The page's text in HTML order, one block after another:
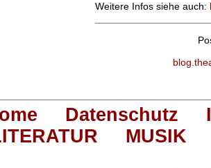
Weitere Infos siehe auch:
Datenschutz
MUSIK